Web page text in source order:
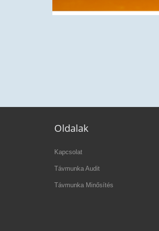
Oldalak
Kapcsolat
Távmunka Audit
Távmunka Minősítés